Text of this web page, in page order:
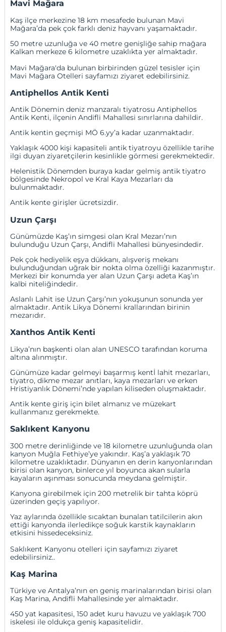
Mavi Mağara
Kaş ilçe merkezine 18 km mesafede bulunan Mavi
Mağara’da pek çok farklı deniz hayvanı yaşamaktadır.
50 metre uzunluğa ve 40 metre genişliğe sahip mağara
Kalkan merkeze 6 kilometre uzaklıkta yer almaktadır.
Mavi Mağara'da bulunan birbirinden güzel tesisler için
Mavi Mağara Otelleri sayfamızı ziyaret edebilirsiniz.
Antiphellos Antik Kenti
Antik Dönemin deniz manzaralı tiyatrosu Antiphellos
Antik Kenti, ilçenin Andifli Mahallesi sınırlarına dahildir.
Antik kentin geçmişi MÖ 6.yy’a kadar uzanmaktadır.
Yaklaşık 4000 kişi kapasiteli antik tiyatroyu özellikle tarihe
ilgi duyan ziyaretçilerin kesinlikle görmesi gerekmektedir.
Helenistik Dönemden buraya kadar gelmiş antik tiyatro
bölgesinde Nekropol ve Kral Kaya Mezarları da
bulunmaktadır.
Antik kente girişler ücretsizdir.
Uzun Çarşı
Günümüzde Kaş’ın simgesi olan Kral Mezarı’nın
bulunduğu Uzun Çarşı, Andifli Mahallesi bünyesindedir.
Pek çok hediyelik eşya dükkanı, alışveriş mekanı
bulunduğundan uğrak bir nokta olma özelliği kazanmıştır.
Merkezi bir konumda yer alan Uzun Çarşı adeta Kaş’ın
kalbi niteliğindedir.
Aslanlı Lahit ise Uzun Çarşı’nın yokuşunun sonunda yer
almaktadır. Antik Likya Dönemi krallarından birinin
mezarıdır.
Xanthos Antik Kenti
Likya’nın başkenti olan alan UNESCO tarafından koruma
altına alınmıştır.
Günümüze kadar gelmeyi başarmış kentİ lahit mezarları,
tiyatro, dikme mezar anıtları, kaya mezarları ve erken
Hristiyanlık Dönemi’nde yapılan kiliseden oluşmaktadır.
Antik kente giriş için bilet almanız ve müzekart
kullanmanız gerekmekte.
Saklıkent Kanyonu
300 metre derinliğinde ve 18 kilometre uzunluğunda olan
kanyon Muğla Fethiye’ye yakındır. Kaş’a yaklaşık 70
kilometre uzaklıktadır. Dünyanın en derin kanyonlarından
birisi olan kanyon, binlerce yıl boyunca akan sularla
kayaların aşınması sonucunda meydana gelmiştir.
Kanyona girebilmek için 200 metrelik bir tahta köprü
üzerinden geçiş yapılıyor.
Yaz aylarında özellikle sıcaktan bunalan tatilcilerin akın
ettiği kanyonda ilerledikçe soğuk karstik kaynakların
etkisini hissedeceksiniz.
Saklıkent Kanyonu otelleri için sayfamızı ziyaret
edebilirsiniz..
Kaş Marina
Türkiye ve Antalya’nın en geniş marinalarından birisi olan
Kaş Marina, Andifli Mahallesinde yer almaktadır.
450 yat kapasitesi, 150 adet kuru havuzu ve yaklaşık 700
iskelesi ile oldukça geniş kapasitelidir.